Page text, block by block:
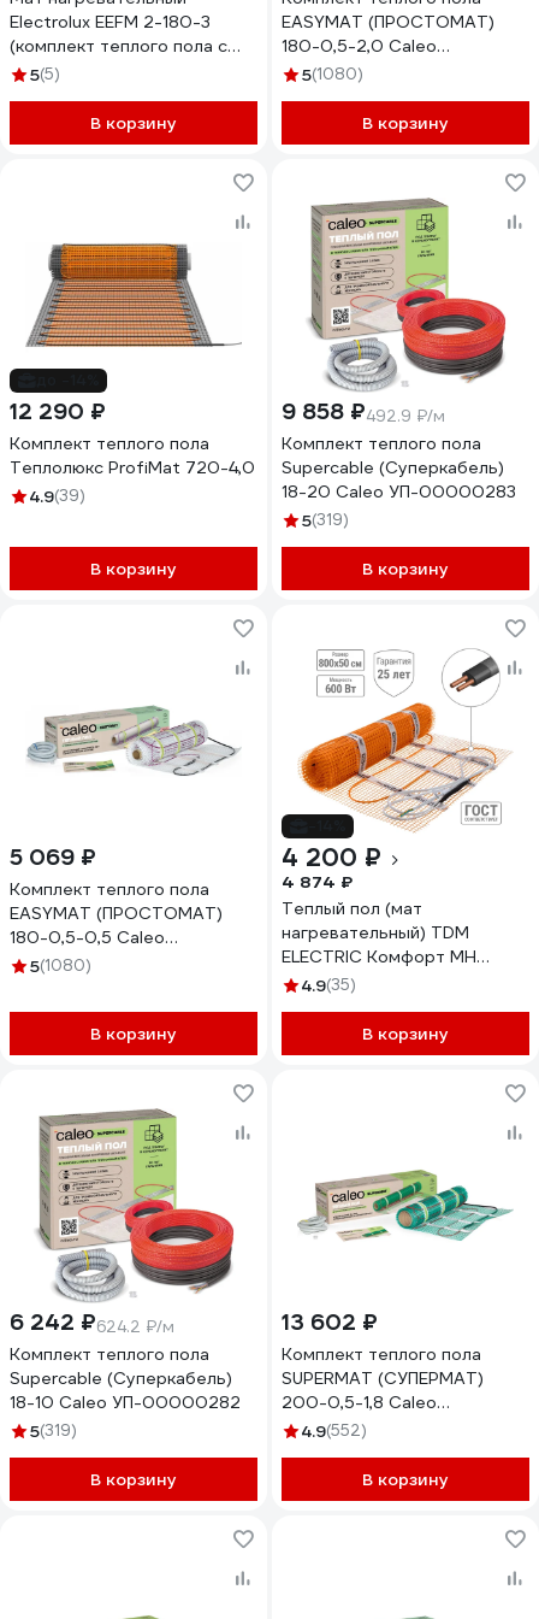
Electrolux EEFM 2-180-3
(комплект теплого пола c
терморегулятором)
5(5)
В корзину
EASYMAT (ПРОСТОМАТ)
180-0,5-2,0 Caleo
УП-00000367
5(1080)
В корзину
12 290 ₽
Комплект теплого пола
Теплолюкс ProfiMat 720-4,0
4.9(39)
В корзину
9 858 ₽492.9 ₽/м
Комплект теплого пола
Supercable (Суперкабель)
18-20 Caleo УП-00000283
5(319)
В корзину
5 069 ₽
Комплект теплого пола
EASYMAT (ПРОСТОМАТ)
180-0,5-0,5 Caleo
УП-00000364
5(1080)
В корзину
4 200 ₽
4 874 ₽
Теплый пол (мат
нагревательный) TDM
ELECTRIC Комфорт МН
двухжильный, 4 кв. м, 600 Вт
4.9(35)
В корзину
6 242 ₽624.2 ₽/м
Комплект теплого пола
Supercable (Суперкабель)
18-10 Caleo УП-00000282
5(319)
В корзину
13 602 ₽
Комплект теплого пола
SUPERMAT (СУПЕРМАТ)
200-0,5-1,8 Caleo
КА000001714
4.9(552)
В корзину